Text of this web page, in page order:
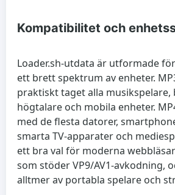
Kompatibilitet och
Loader.sh-utdata är utformade
ett brett spektrum av enheter.
praktiskt taget alla musikspelare,
högtalare och mobila enheter.
med de flesta datorer,
smarta TV-apparater och
ett bra val för moderna
som stöder VP9/AV1-avkodning,
alltmer av portabla spelare och